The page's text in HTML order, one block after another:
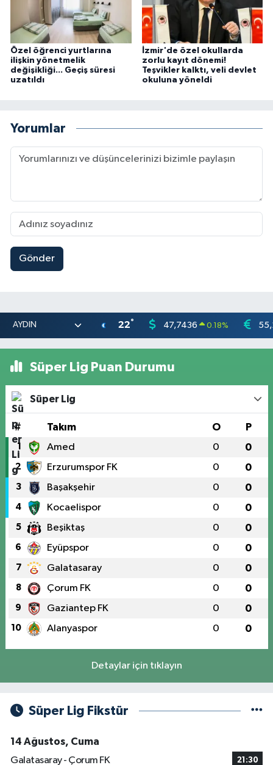
Özel öğrenci yurtlarına
ilişkin yönetmelik
değişikliği... Geçiş süresi
uzatıldı
İzmir'de özel okullarda
zorlu kayıt dönemi!
Teşvikler kalktı, veli devlet
okuluna yöneldi
Yorumlar
Gönder
22° 47,7436 0.18%
Süper Lig Puan Durumu
Süper Lig
# Takım O P
1 Amed 0 0
2 Erzurumspor FK 0 0
3 Başakşehir 0 0
4 Kocaelispor 0 0
5 Beşiktaş 0 0
6 Eyüpspor 0 0
7 Galatasaray 0 0
8 Çorum FK 0 0
9 Gaziantep FK 0 0
10 Alanyaspor 0 0
Detaylar için tıklayın
Süper Lig Fikstür
14 Ağustos, Cuma
Galatasaray - Çorum FK
21:30